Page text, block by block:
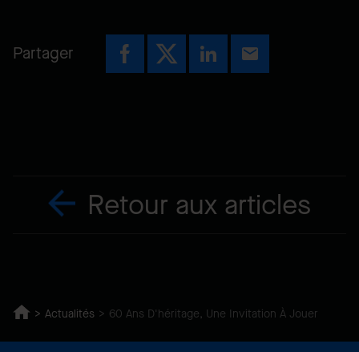
Partager
Retour aux articles
Actualités 60 Ans D'héritage, Une Invitation À Jouer